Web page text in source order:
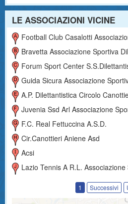
LE ASSOCIAZIONI VICINE
Football Club Casalotti
Bravetta Associazione Sportiva
Forum Sport Center
Guida Sicura Associazione
A.p. Dilettantistica Circolo
Juvenia Ssd Arl Associazione
F.c. Real Fettuccina A.s.d.
Cir.canottieri Aniene Asd
Acsi
Lazio Tennis A R.l. Associazione
1 Successivi